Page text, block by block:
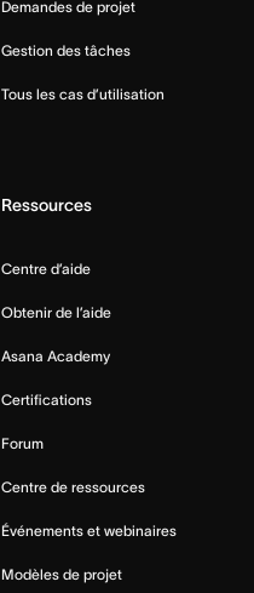
Demandes de projet
Gestion des tâches
Tous les cas d’utilisation
Ressources
Centre d’aide
Obtenir de l’aide
Asana Academy
Certifications
Forum
Centre de ressources
Événements et webinaires
Modèles de projet